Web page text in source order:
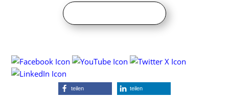
Mar­mor­op­tik Dekore
tei­len tei­len